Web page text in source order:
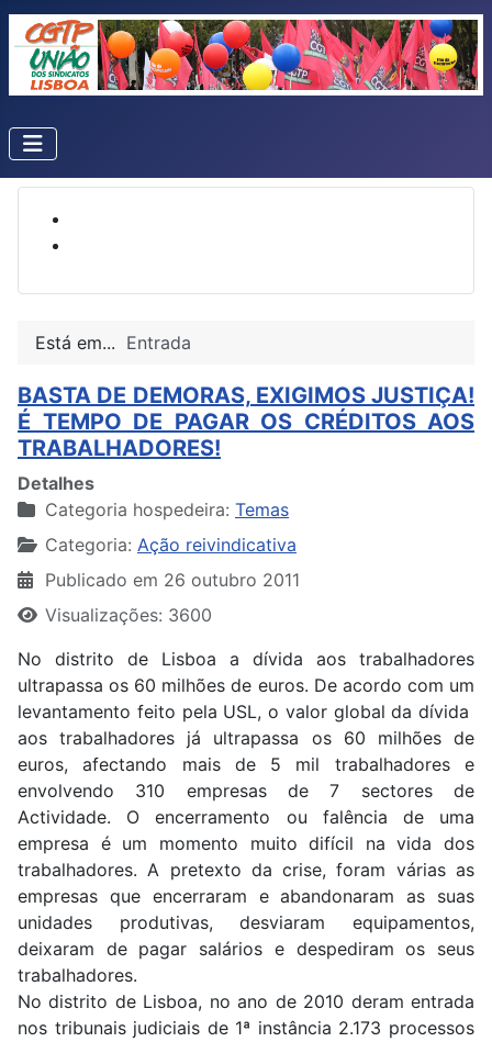
Está em... Entrada
BASTA DE DEMORAS, EXIGIMOS JUSTIÇA!
É TEMPO DE PAGAR OS CRÉDITOS AOS
TRABALHADORES!
Detalhes
Categoria hospedeira: Temas
Categoria: Ação reivindicativa
Publicado em 26 outubro 2011
Visualizações: 3600
No distrito de Lisboa a dívida aos trabalhadores
ultrapassa os 60 milhões de euros. De acordo com um
levantamento feito pela USL, o valor global da dívida
aos trabalhadores já ultrapassa os 60 milhões de
euros, afectando mais de 5 mil trabalhadores e
envolvendo 310 empresas de 7 sectores de
Actividade. O encerramento ou falência de uma
empresa é um momento muito difícil na vida dos
trabalhadores. A pretexto da crise, foram várias as
empresas que encerraram e abandonaram as suas
unidades produtivas, desviaram equipamentos,
deixaram de pagar salários e despediram os seus
trabalhadores.
No distrito de Lisboa, no ano de 2010 deram entrada
nos tribunais judiciais de 1ª instância 2.173 processos